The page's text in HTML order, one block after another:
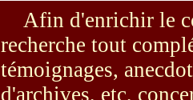
Afin d'enrichir le
recherche tout
témoignages,
d'archives, etc,